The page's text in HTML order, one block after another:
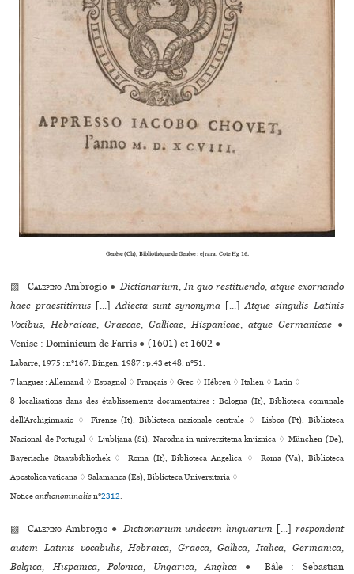
Genève (Ch), Bibliothèque de Genève : e|rara. Cote Hg 16.
▨Calepino Ambrogio ● Dictionarium, In quo restituendo, atque exornando
haec praestitimus[...]Adiecta sunt synonyma [...]Atque singulis Latinis
Vocibus, Hebraicae, Graecae, Gallicae, Hispanicae, atque Germanicae ●
Venise : Dominicum de Farris ● (1601) et 1602 ●
Labarre, 1975 : n°167. Bingen, 1987 : p.43 et 48, n°51.
7 langues :Allemand ♢Espagnol ♢Français ♢Grec ♢Hébreu ♢Italien ♢Latin ♢
8 localisations dans des établissements documentaires : Bologna (It), Biblioteca comu­nale
dell’Archiginnasio ♢ Firenze (It), Biblioteca nazio­nale cen­trale ♢ Lisboa (Pt), Biblioteca
Nacional de Portugal ♢ Ljubljana (Si), Narodna in uni­ver­zi­tetna knjiz­nica ♢ München (De),
Bayerische Staatsbibliothek ♢ Roma (It), Biblioteca Angelica ♢ Roma (Va), Biblioteca
Apostolica vaticana ♢ Salamanca (Es), Biblioteca Universitaria ♢
Noticeanthonominalien°2312.
▨Calepino Ambrogio ● Dictionarium undecim linguarum [...] respondent
autem Latinis vocabulis, Hebraica, Graeca, Gallica, Italica, Germanica,
Belgica, Hispanica, Polonica, Ungarica, Anglica
●
Bâle : Sebastian